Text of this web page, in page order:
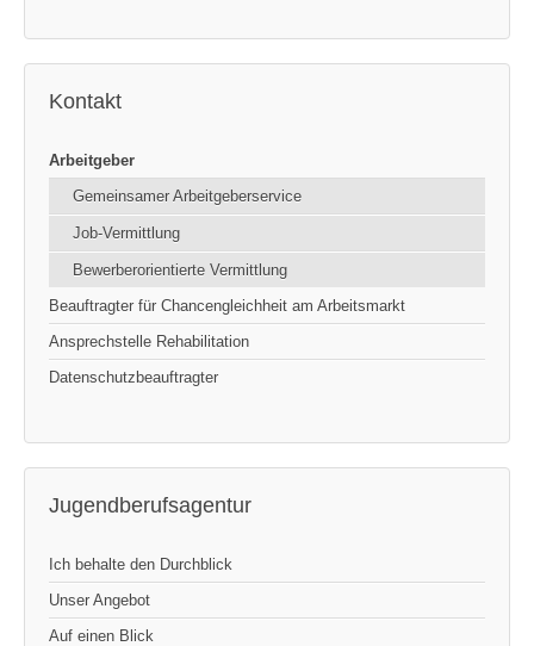
Kontakt
Arbeitgeber
Gemeinsamer Arbeitgeberservice
Job-Vermittlung
Bewerberorientierte Vermittlung
Beauftragter für Chancengleichheit am Arbeitsmarkt
Ansprechstelle Rehabilitation
Datenschutzbeauftragter
Jugendberufsagentur
Ich behalte den Durchblick
Unser Angebot
Auf einen Blick